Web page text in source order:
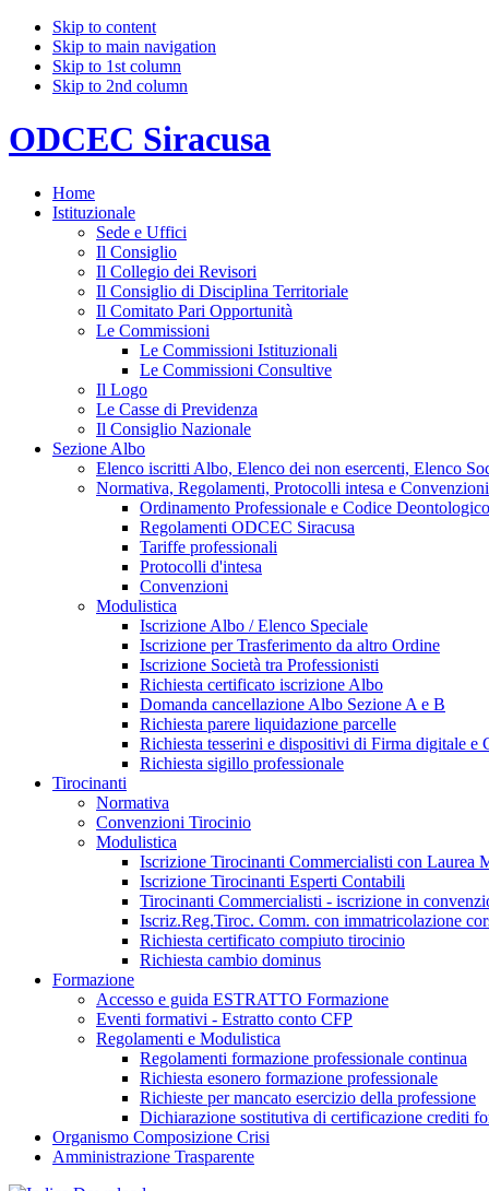
Skip to content
Skip to main navigation
Skip to 1st column
Skip to 2nd column
ODCEC Siracusa
Home
Istituzionale
Sede e Uffici
Il Consiglio
Il Collegio dei Revisori
Il Consiglio di Disciplina Territoriale
Il Comitato Pari Opportunità
Le Commissioni
Le Commissioni Istituzionali
Le Commissioni Consultive
Il Logo
Le Casse di Previdenza
Il Consiglio Nazionale
Sezione Albo
Elenco iscritti Albo, Elenco dei non esercenti, Elenco
Normativa, Regolamenti, Protocolli intesa e Convenzioni
Ordinamento Professionale e Codice Deontologico
Regolamenti ODCEC Siracusa
Tariffe professionali
Protocolli d'intesa
Convenzioni
Modulistica
Iscrizione Albo / Elenco Speciale
Iscrizione per Trasferimento da altro Ordine
Iscrizione Società tra Professionisti
Richiesta certificato iscrizione Albo
Domanda cancellazione Albo Sezione A e B
Richiesta parere liquidazione parcelle
Richiesta tesserini e dispositivi di Firma digitale e
Richiesta sigillo professionale
Tirocinanti
Normativa
Convenzioni Tirocinio
Modulistica
Iscrizione Tirocinanti Commercialisti con Laurea
Iscrizione Tirocinanti Esperti Contabili
Tirocinanti Commercialisti - iscrizione in
Iscriz.Reg.Tiroc. Comm. con immatricolazione
Richiesta certificato compiuto tirocinio
Richiesta cambio dominus
Formazione
Accesso e guida ESTRATTO Formazione
Eventi formativi - Estratto conto CFP
Regolamenti e Modulistica
Regolamenti formazione professionale continua
Richiesta esonero formazione professionale
Richieste per mancato esercizio della professione
Dichiarazione sostitutiva di certificazione crediti
Organismo Composizione Crisi
Amministrazione Trasparente